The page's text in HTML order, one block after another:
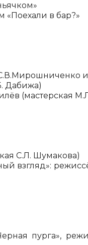
«Поехали в бар?»
Дабижа)
(мастерская
С.Л. Шумакова)
взгляд»:
пурга»,